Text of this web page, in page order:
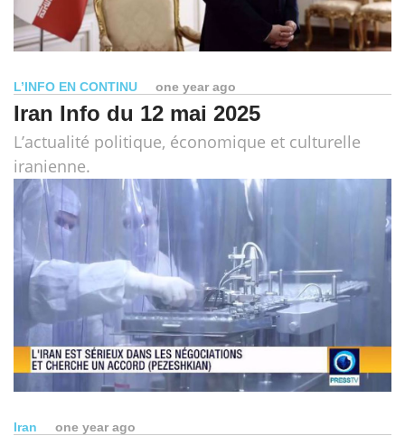
L’INFO EN CONTINU one year ago
Iran Info du 12 mai 2025
L’actualité politique, économique et culturelle
iranienne.
Iran one year ago